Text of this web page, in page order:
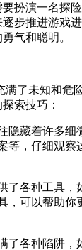
扮演一名探
步推进游戏
气和聪明。
满了未知和危
索技巧：
隐藏着许多
等，仔细观
了各种工具，
，可以帮助你
了各种陷阱，